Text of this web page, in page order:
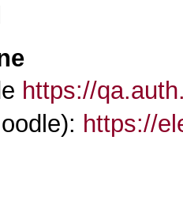
https://
https://